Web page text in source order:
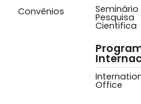
Convênios
Seminário
Pesquisa
Cientifica
Office